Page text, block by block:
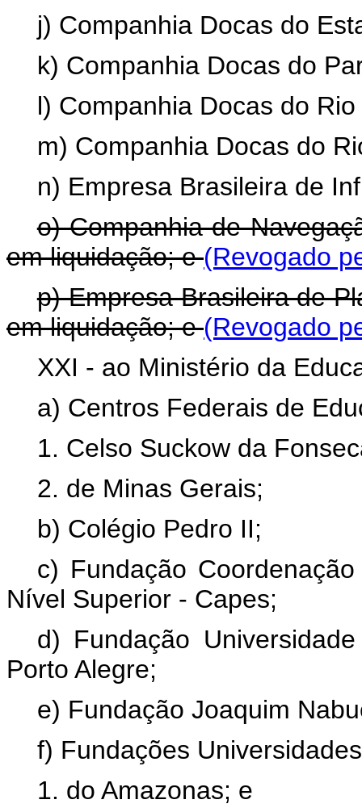
j) Companhia Docas do
k) Companhia Docas do
l) Companhia Docas do
m) Companhia Docas do
n) Empresa Brasileira de
o) Companhia de
em liquidação; e(Revogado
p) Empresa Brasileira de
em liquidação; e(Revogado
XXI - ao Ministério da
a) Centros Federais de
1. Celso Suckow da
2. de Minas Gerais;
b) Colégio Pedro II;
c) Fundação
Nível Superior - Capes;
d) Fundação
Porto Alegre;
e) Fundação Joaquim
f) Fundações
1. do Amazonas; e